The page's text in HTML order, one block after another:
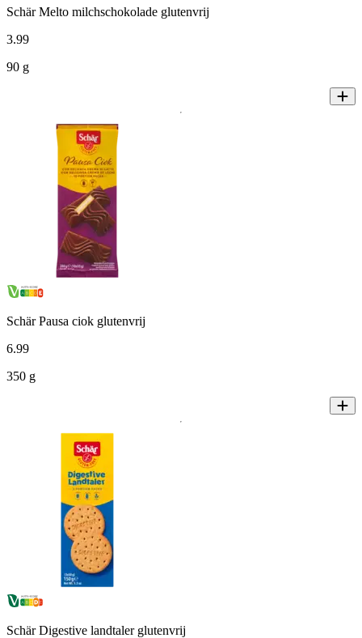
Schär Melto milchschokolade glutenvrij
3.99
90 g
Schär Pausa ciok glutenvrij
6.99
350 g
Schär Digestive landtaler glutenvrij